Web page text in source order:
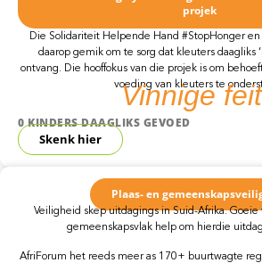
projek
Die Solidariteit Helpende Hand #StopHonger
daarop gemik om te sorg dat kleuters daagliks
ontvang. Die hooffokus van die projek is om
voeding van kleuters te
Vinnige
0 KINDERS DAAGLIKS GEVOED
Skenk hier
Plaas- en
Veiligheid skep uitdagings in Suid-Afrika.
gemeenskapsvlak help om hierdie
AfriForum het reeds meer as 170+ buurtwagte